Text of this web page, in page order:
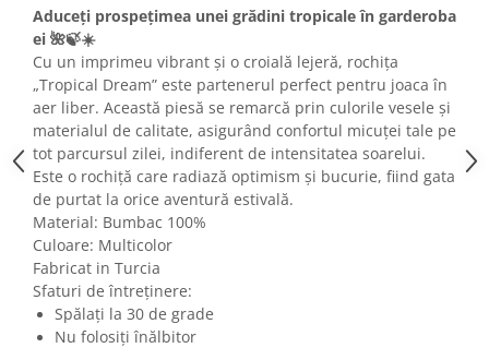
Aduceți prospețimea unei grădini tropicale în garderoba
ei 🌺🍃☀️
Cu un imprimeu vibrant și o croială lejeră, rochița
„Tropical Dream” este partenerul perfect pentru joaca în
aer liber. Această piesă se remarcă prin culorile vesele și
materialul de calitate, asigurând confortul micuței tale pe
tot parcursul zilei, indiferent de intensitatea soarelui.
Este o rochiță care radiază optimism și bucurie, fiind gata
de purtat la orice aventură estivală.
Material: Bumbac 100%
Culoare: Multicolor
Fabricat in Turcia
Sfaturi de întreținere:
Spălați la 30 de grade
Nu folosiți înălbitor